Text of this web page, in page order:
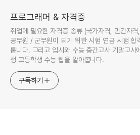
프로그래머 & 자격증
취업에 필요한 자격증 종류 (국가자격, 민간자
공무원 / 군무원이 되기 위한 시험 연금 시험 합
룹니다. 그리고 입시와 수능 중간고사 기말고사
생 고등학생 수능 팁을 알아봅니다.
구독하기